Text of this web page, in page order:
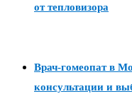
от тепловизора
Врач-гомеопат в
консультации и